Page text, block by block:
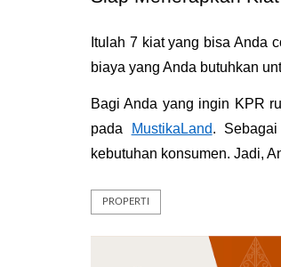
Itulah 7 kiat yang bisa Anda
biaya yang Anda butuhkan
Bagi Anda yang ingin KPR
pada
MustikaLand. Sebagai
kebutuhan konsumen. Jadi,
PROPERTI